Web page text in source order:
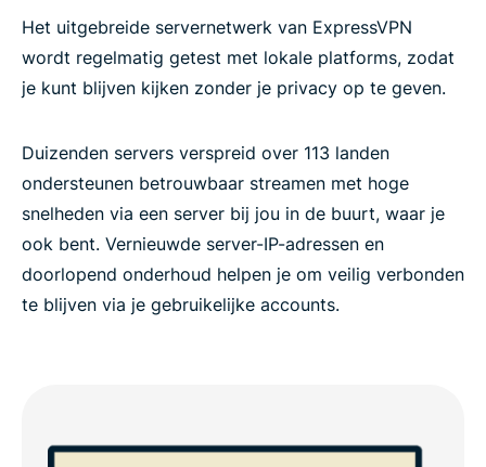
Het uitgebreide servernetwerk van ExpressVPN
wordt regelmatig getest met lokale platforms, zodat
je kunt blijven kijken zonder je privacy op te geven.
Duizenden servers verspreid over 113 landen
ondersteunen betrouwbaar streamen met hoge
snelheden via een server bij jou in de buurt, waar je
ook bent. Vernieuwde server-IP-adressen en
doorlopend onderhoud helpen je om veilig verbonden
te blijven via je gebruikelijke accounts.